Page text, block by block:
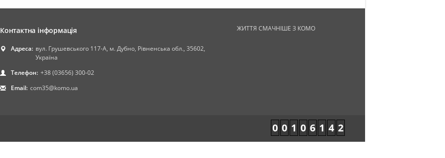
Контактна інформація
Адреса: вул. Грушевського 117-А, м. Дубно, Рівненська обл., 35602,
Україна
Телефон: +38 (03656) 300-02
Email: com35@komo.ua
ЖИТТЯ СМАЧНІШЕ З КОМО
0 0 1 0 6 1 4 2